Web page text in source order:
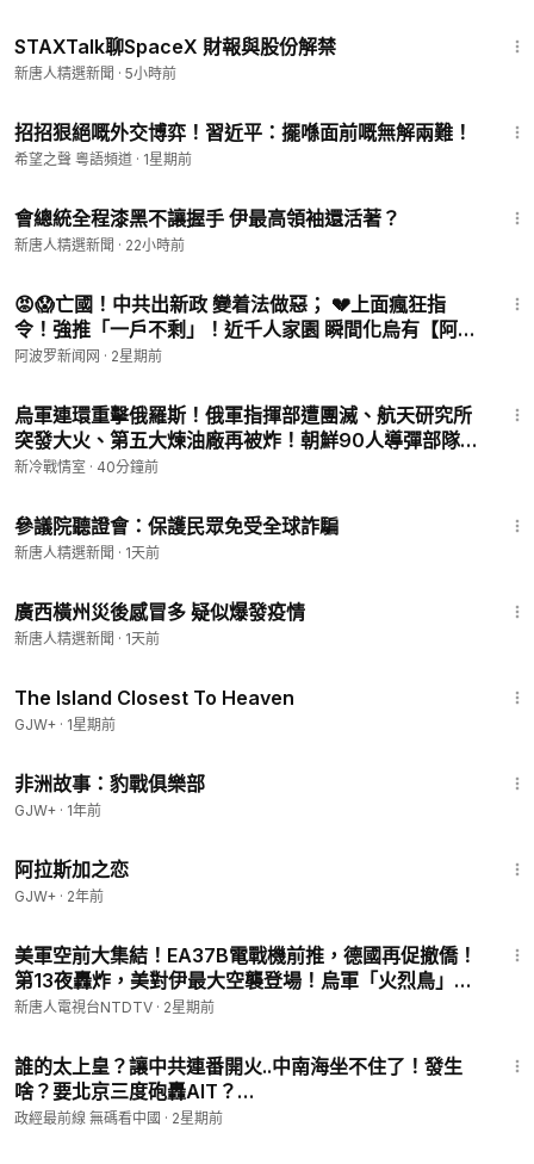
STAXTalk聊SpaceX 財報與股份解禁
新唐人精選新聞 · 5小時前
招招狠絕嘅外交博弈！習近平：擺喺面前嘅無解兩難！
希望之聲 粵語頻道 · 1星期前
會總統全程漆黑不讓握手 伊最高領袖還活著？
新唐人精選新聞 · 22小時前
😡😱亡國！中共出新政 變着法做惡； 💔上面瘋狂指
令！強推「一戶不剩」！近千人家園 瞬間化烏有【阿波
羅網 熱點直擊 深度報道C】
阿波罗新闻网 · 2星期前
烏軍連環重擊俄羅斯！俄軍指揮部遭團滅、航天研究所
突發大火、第五大煉油廠再被炸！朝鮮90人導彈部隊傳
赴俄，莫斯科市長警告：戰時經濟將「扼殺俄羅斯」！
新冷戰情室 · 40分鐘前
參議院聽證會：保護民眾免受全球詐騙
新唐人精選新聞 · 1天前
廣西橫州災後感冒多 疑似爆發疫情
新唐人精選新聞 · 1天前
The Island Closest To Heaven
GJW+ · 1星期前
非洲故事：豹戰俱樂部
GJW+ · 1年前
阿拉斯加之恋
GJW+ · 2年前
美軍空前大集結！EA37B電戰機前推，德國再促撤僑！
第13夜轟炸，美對伊最大空襲登場！烏軍「火烈鳥」突
襲，重擊俄防空軍工廠！俄第5座電商庫被炸，損失已
新唐人電視台NTDTV · 2星期前
誰的太上皇？讓中共連番開火..中南海坐不住了！發生
啥？要北京三度砲轟AIT？
@democratictaiwanchannel
政經最前線 無碼看中國 · 2星期前